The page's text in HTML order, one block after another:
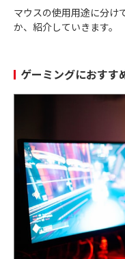
マウスの使用用途に分け
か、紹介していきます。
ゲーミングにおすす